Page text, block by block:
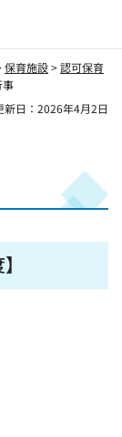
保育施設>認可保育
事
新日：2026年4月2日